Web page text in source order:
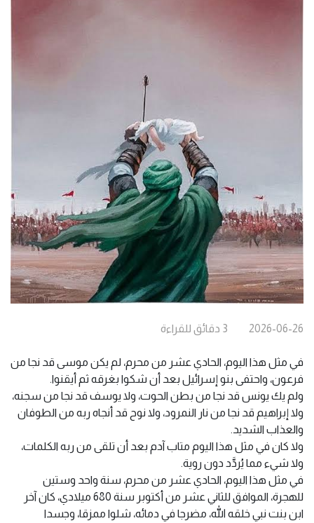
2026-06-26
3 دقائق للقراءة
في مثل هذا اليوم، الحادي عشر من محرم، لم يكن موسى قد نجا من
فرعون، واحتفى بنو إسرائيل بعد أن شكوا بغرقه ثم أيقنوا.
ولم يك يونس قد نجا من بطن الحوت، ولا يوسف قد نجا من سجنه،
ولا إبراهيم قد نجا من نار النمرود، ولا نوح قد أنجاه ربه من الطوفان
والعذاب الشديد.
ولا كان في مثل هذا اليوم متاب آدم بعد أن تلقى من ربه الكلمات،
ولا شيء مما يُردَّد دون روية.
في مثل هذا اليوم، الحادي عشر من محرم، سنة واحد وستين
للهجرة، الموافق للثاني عشر من أكتوبر سنة 680 ميلادي، كان آخر
ابن بنت نبي خلقه الله، مضرجا في دمائه، شلوا ممزقا، وجسدا